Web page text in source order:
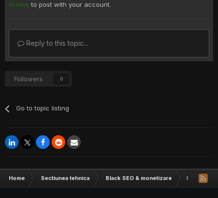
in now to post with your account.
Reply to this topic...
Followers 0
Go to topic listing
Home Sectiunea tehnica Black SEO & monetizare Intrebare